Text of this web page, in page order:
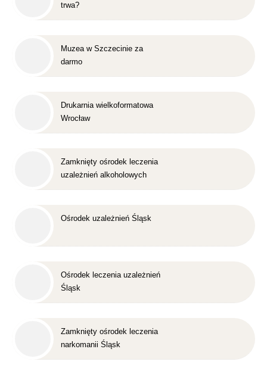
trwa?
Muzea w Szczecinie za
darmo
Drukarnia wielkoformatowa
Wrocław
Zamknięty ośrodek leczenia
uzależnień alkoholowych
Ośrodek uzależnień Śląsk
Ośrodek leczenia uzależnień
Śląsk
Zamknięty ośrodek leczenia
narkomanii Śląsk